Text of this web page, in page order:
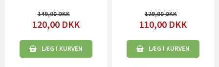
149,00
120,00 DKK
LÆG I KURVEN
129,00
110,00 DKK
LÆG I KURVEN